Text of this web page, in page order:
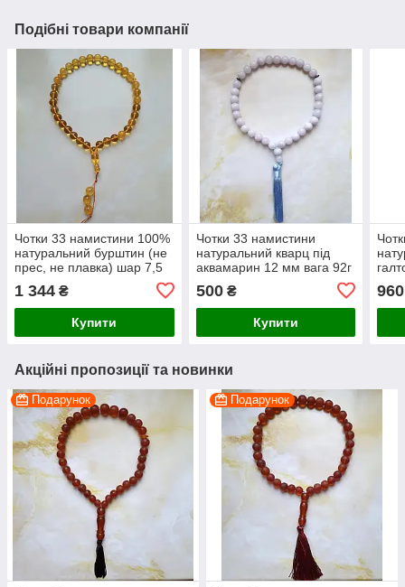
Подібні товари компанії
Чотки 33 намистини 100%
натуральний бурштин (не
прес, не плавка) шар 7,5
1 344 ₴
Купити
Чотки 33 намистини
натуральний кварц під
аквамарин 12 мм вага 92г
500₴
Купити
960
Акційні пропозиції та новинки
Подарунок Подарунок